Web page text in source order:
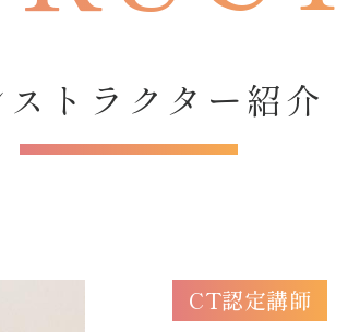
ストラクター紹介
CT認定講師